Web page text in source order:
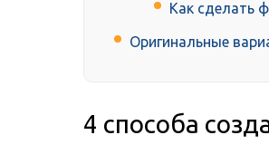
Как сделать
Оригинальные
4 способа